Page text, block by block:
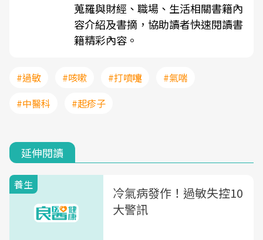
蒐羅與財經、職場、生活相關書籍內
容介紹及書摘，協助讀者快速閱讀書
籍精彩內容。
#過敏 #咳嗽 #打噴嚏
#氣喘
#中醫科
#起疹子
延伸閱讀
養生
冷氣病發作！過敏失控10
大警訊